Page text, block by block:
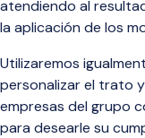
atendiendo al
la aplicación de los
Utilizaremos
personalizar el trato
empresas del grupo
para desearle su